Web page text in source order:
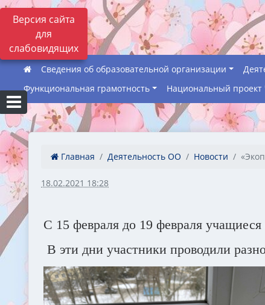
Версия сайта
для
слабовидящих
Сведения об образовательной организации
Функциональная грамотность
Национальный
Главная Деятельность ОО Новости
18.02.2021 18:28
С 15 февраля до 19 февраля
В эти дни участники проводили